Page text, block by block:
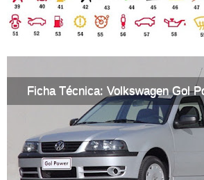
Ficha Técnica: Volkswagen Gol